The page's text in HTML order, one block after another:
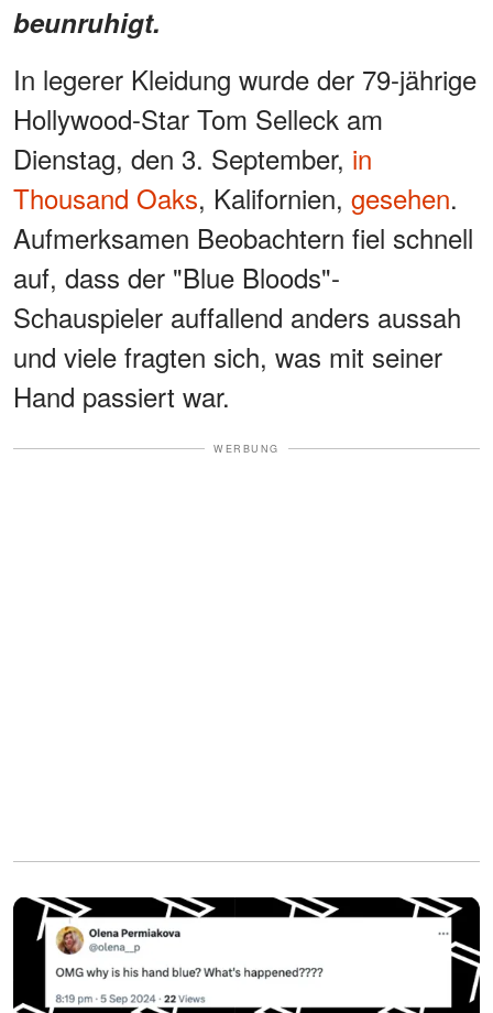
beunruhigt.
In legerer Kleidung wurde der 79-jährige
Hollywood-Star Tom Selleck am
Dienstag, den 3. September, in
Thousand Oaks, Kalifornien, gesehen.
Aufmerksamen Beobachtern fiel schnell
auf, dass der "Blue Bloods"-
Schauspieler auffallend anders aussah
und viele fragten sich, was mit seiner
Hand passiert war.
WERBUNG